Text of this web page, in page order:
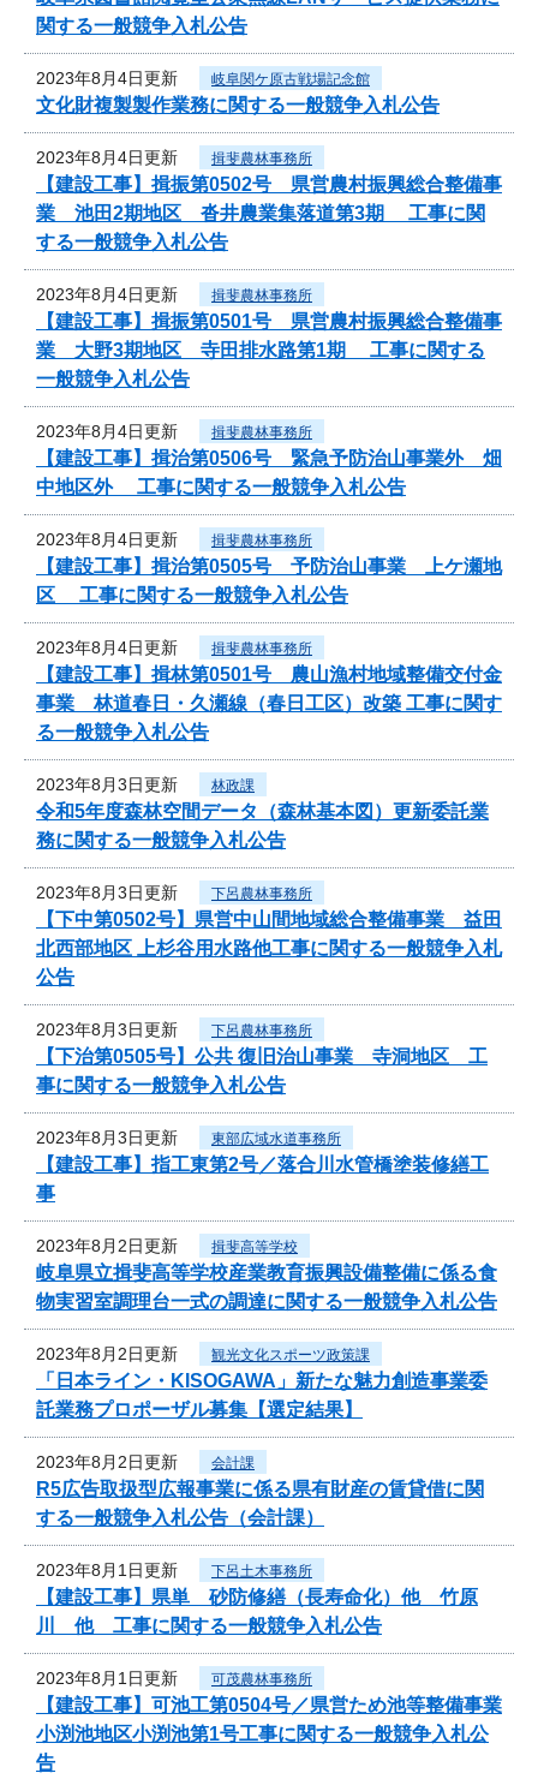
関する一般競争入札公告
2023年8月4日更新 岐阜関ケ原古戦場記念館
文化財複製製作業務に関する一般競争入札公告
2023年8月4日更新 揖斐農林事務所
【建設工事】揖振第0502号 県営農村振興総合整備事
業 池田2期地区 沓井農業集落道第3期 工事に関
する一般競争入札公告
2023年8月4日更新 揖斐農林事務所
【建設工事】揖振第0501号 県営農村振興総合整備事
業 大野3期地区 寺田排水路第1期 工事に関する
一般競争入札公告
2023年8月4日更新 揖斐農林事務所
【建設工事】揖治第0506号 緊急予防治山事業外 畑
中地区外 工事に関する一般競争入札公告
2023年8月4日更新 揖斐農林事務所
【建設工事】揖治第0505号 予防治山事業 上ケ瀬地
区 工事に関する一般競争入札公告
2023年8月4日更新 揖斐農林事務所
【建設工事】揖林第0501号 農山漁村地域整備交付金
事業 林道春日・久瀬線（春日工区）改築 工事に関す
る一般競争入札公告
2023年8月3日更新 林政課
令和5年度森林空間データ（森林基本図）更新委託業
務に関する一般競争入札公告
2023年8月3日更新 下呂農林事務所
【下中第0502号】県営中山間地域総合整備事業 益田
北西部地区 上杉谷用水路他工事に関する一般競争入札
公告
2023年8月3日更新 下呂農林事務所
【下治第0505号】公共 復旧治山事業 寺洞地区 工
事に関する一般競争入札公告
2023年8月3日更新 東部広域水道事務所
【建設工事】指工東第2号／落合川水管橋塗装修繕工
事
2023年8月2日更新 揖斐高等学校
岐阜県立揖斐高等学校産業教育振興設備整備に係る食
物実習室調理台一式の調達に関する一般競争入札公告
2023年8月2日更新 観光文化スポーツ政策課
「日本ライン・KISOGAWA」新たな魅力創造事業委
託業務プロポーザル募集【選定結果】
2023年8月2日更新 会計課
R5広告取扱型広報事業に係る県有財産の賃貸借に関
する一般競争入札公告（会計課）
2023年8月1日更新 下呂土木事務所
【建設工事】県単 砂防修繕（長寿命化）他 竹原
川 他 工事に関する一般競争入札公告
2023年8月1日更新 可茂農林事務所
【建設工事】可池工第0504号／県営ため池等整備事業
小渕池地区小渕池第1号工事に関する一般競争入札公
告